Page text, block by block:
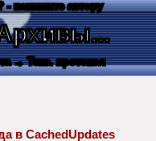
- напишите автору
→ Текс. протокол
в CachedUpdates